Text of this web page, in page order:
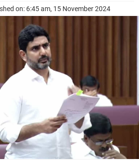
on: 6:45 am, 15 November 2024